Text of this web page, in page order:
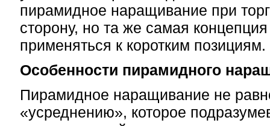
пирамидное наращивание при
сторону, но та же самая
применяться к коротким позициям.
Особенности пирамидного
Пирамидное наращивание не
«усреднению», которое